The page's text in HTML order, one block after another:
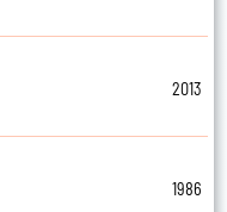
2013
1986